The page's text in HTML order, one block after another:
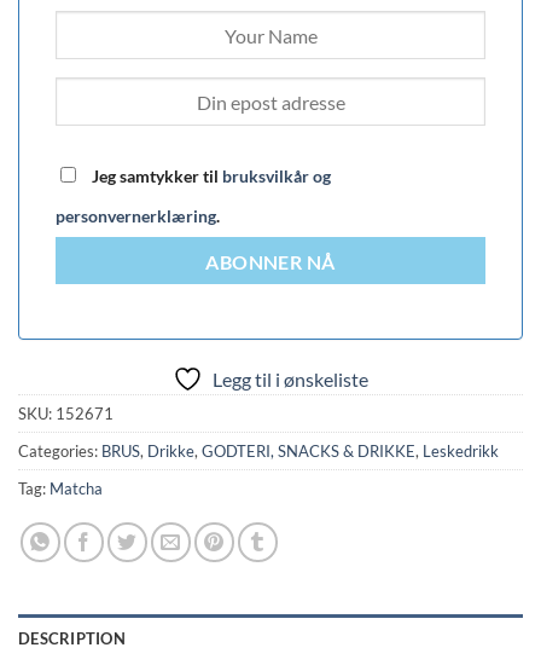
Jeg samtykker til bruksvilkår og
personvernerklæring.
ABONNER NÅ
Legg til i ønskeliste
SKU: 152671
Categories: BRUS, Drikke,GODTERI, SNACKS & DRIKKE, Leskedrikk
Tag: Matcha
DESCRIPTION